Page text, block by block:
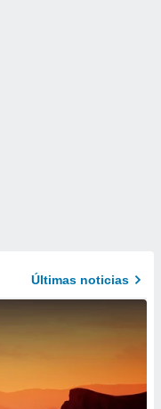
Últimas noticias